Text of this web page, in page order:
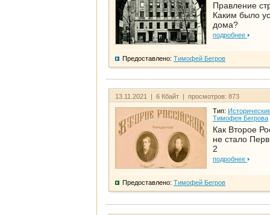
Правление
Каким было
дома?
подробнее
Предоставлено: Тимофей Бегров
13.11.2021 | 6 Кбайт | просмотров: 873
Тип:
Тимофея Бегрова
Как Второе
не стало
2
подробнее
Предоставлено: Тимофей Бегров